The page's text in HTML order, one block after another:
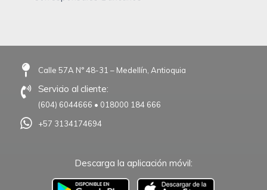
Calle 57A N° 48-31 – Medellín, Antioquia
Servicio al cliente:
(604) 6044666 • 018000 184 666
+57 3134174694
Descarga la aplicación móvil: